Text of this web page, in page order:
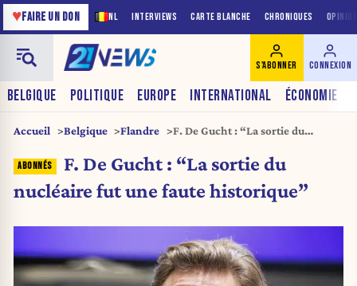
NL INTERVIEWS CARTE BLANCHE CHRONIQUES
♥FAIRE UN DON
BELGIQUE POLITIQUE EUROPE INTERNATIONAL ÉCONOMIE
S'ABONNER CONNEXION
Accueil Belgique Flandre
F. De Gucht : “La sortie du
historique”
F. De Gucht : “La sortie du
nucléaire fut une faute historique”